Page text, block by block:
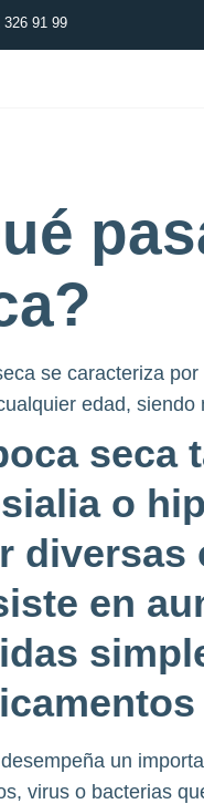
326 91 99
se caracteriza
edad,
seca
o
diversas
en
un
virus o bacterias